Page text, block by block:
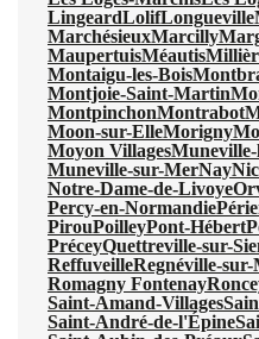
LingeardLolifLongueville
MarchésieuxMarcilly
MaupertuisMéautis
Montaigu-les-Bois
Montjoie-Saint-Martin
MontpinchonMontrabot
Moon-sur-ElleMorigny
Moyon Villages
Muneville-sur-MerNay
Notre-Dame-de-Livoye
Percy-en-Normandie
PirouPoilleyPont-Hébert
PréceyQuettreville-sur-
ReffuveilleRegnéville-
Romagny Fontenay
Saint-Amand-Villages
Saint-André-de-l'Épine